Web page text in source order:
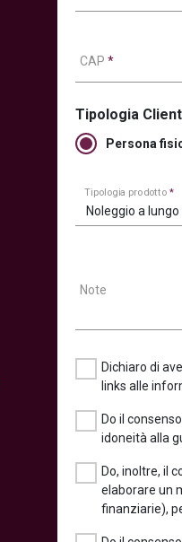
CAP *
Tipologia
Persona
Tipologia prodotto*
Noleggio a
Note
Dichiaro di
links alle
Do il
idoneità alla
Do, inoltre, il
elaborare un
finanziarie),